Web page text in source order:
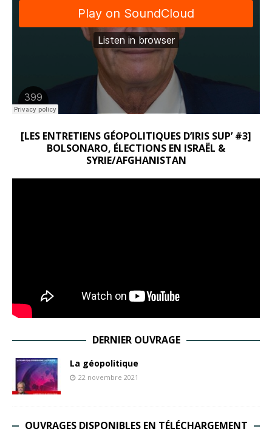
[LES ENTRETIENS GÉOPOLITIQUES D’IRIS SUP’ #3]
BOLSONARO, ÉLECTIONS EN ISRAËL &
SYRIE/AFGHANISTAN
DERNIER OUVRAGE
La géopolitique
22 novembre 2021
OUVRAGES DISPONIBLES EN TÉLÉCHARGEMENT